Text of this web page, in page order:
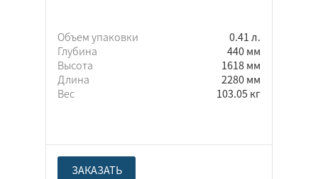
Объем упаковки
0.41 л.
Глубина
440 мм
Высота
1618 мм
Длина
2280 мм
Вес
103.05 кг
ЗАКАЗАТЬ